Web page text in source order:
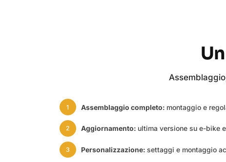
1 Assemblaggio completo: montaggio e
2 Aggiornamento: ultima versione su e-bike
3 Personalizzazione: settaggi e montaggio